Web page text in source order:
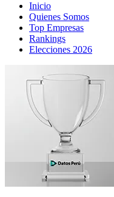
Inicio
Quienes Somos
Top Empresas
Rankings
Elecciones 2026